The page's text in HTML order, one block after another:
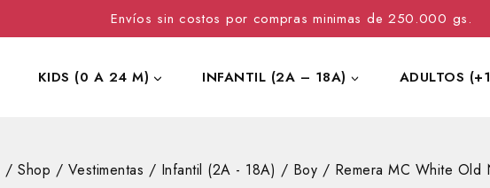
Envíos sin costos por compras minimas de 250.000 gs.
KIDS (0 A 24 M) INFANTIL (2A – 18A) ADULTOS
/ Shop / Vestimentas / Infantil (2A - 18A) / Boy / Remera MC White